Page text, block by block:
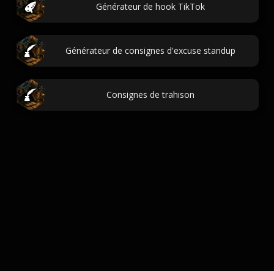
Générateur de hook TikTok
Générateur de consignes d'excuse standup
Consignes de trahison